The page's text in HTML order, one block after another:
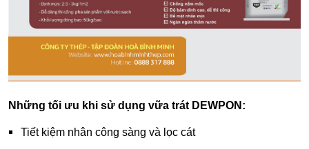
Những tối ưu khi sử dụng vữa trát DEWPON:
Tiết kiệm nhân công sàng và lọc cát